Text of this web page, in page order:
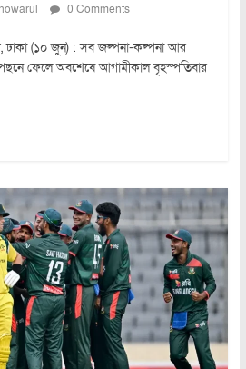
0 Comments
ঢাকা (১০ জুন) : সব জল্পনা-কল্পনা আর
ফেলে অবশেষে আগামীকাল বৃহস্পতিবার